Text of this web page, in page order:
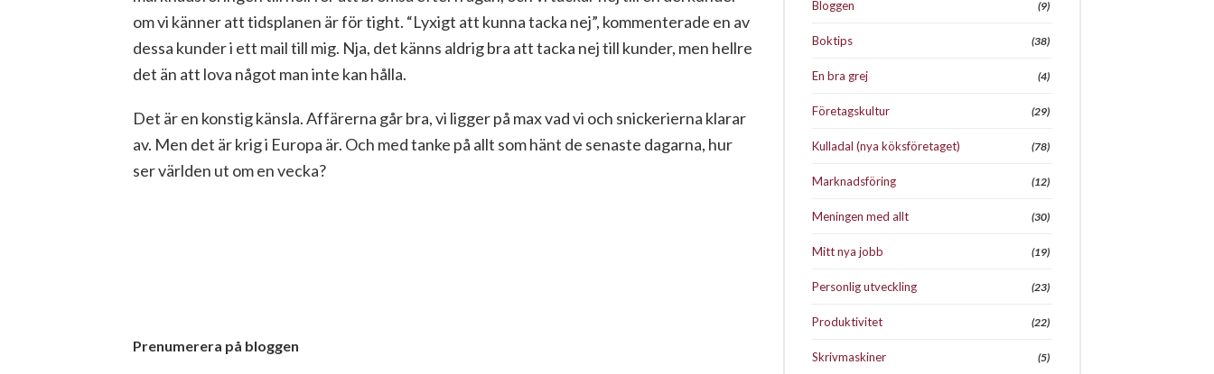
om vi känner att tidsplanen är för tight. “Lyxigt att kunna tacka nej”, kommenterade en av
dessa kunder i ett mail till mig. Nja, det känns aldrig bra att tacka nej till kunder, men hellre
det än att lova något man inte kan hålla.
Det är en konstig känsla. Affärerna går bra, vi ligger på max vad vi och snickerierna klarar
av. Men det är krig i Europa är. Och med tanke på allt som hänt de senaste dagarna, hur
ser världen ut om en vecka?
Prenumerera på bloggen
Bloggen (9)
Boktips (38)
En bra grej (4)
Företagskultur (29)
Kulladal (nya köksföretaget) (78)
Marknadsföring (12)
Meningen med allt (30)
Mitt nya jobb (19)
Personlig utveckling (23)
Produktivitet (22)
Skrivmaskiner (5)